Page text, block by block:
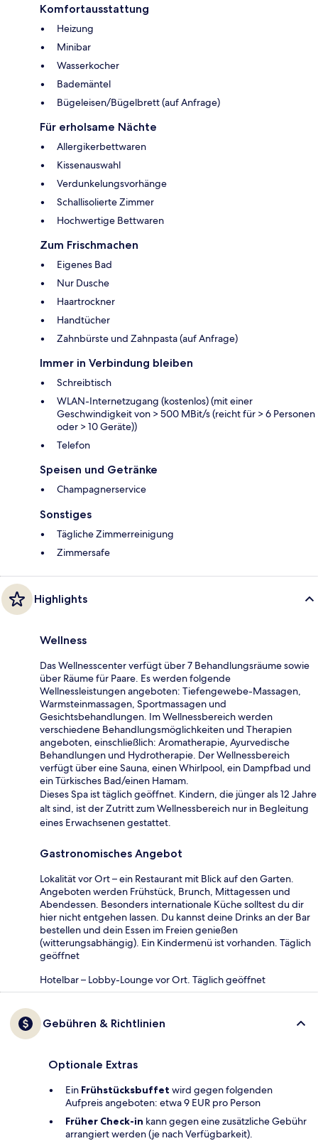
Komfortausstattung
Heizung
Minibar
Wasserkocher
Bademäntel
Bügeleisen/Bügelbrett (auf Anfrage)
Für erholsame Nächte
Allergikerbettwaren
Kissenauswahl
Verdunkelungsvorhänge
Schallisolierte Zimmer
Hochwertige Bettwaren
Zum Frischmachen
Eigenes Bad
Nur Dusche
Haartrockner
Handtücher
Zahnbürste und Zahnpasta (auf Anfrage)
Immer in Verbindung bleiben
Schreibtisch
WLAN-Internetzugang (kostenlos) (mit einer
Geschwindigkeit von > 500 MBit/s (reicht für > 6 Personen
oder > 10 Geräte))
Telefon
Speisen und Getränke
Champagnerservice
Sonstiges
Tägliche Zimmerreinigung
Zimmersafe
Highlights
Wellness
Das Wellnesscenter verfügt über 7 Behandlungsräume sowie
über Räume für Paare. Es werden folgende
Wellnessleistungen angeboten: Tiefengewebe-Massagen,
Warmsteinmassagen, Sportmassagen und
Gesichtsbehandlungen. Im Wellnessbereich werden
verschiedene Behandlungsmöglichkeiten und Therapien
angeboten, einschließlich: Aromatherapie, Ayurvedische
Behandlungen und Hydrotherapie. Der Wellnessbereich
verfügt über eine Sauna, einen Whirlpool, ein Dampfbad und
ein Türkisches Bad/einen Hamam.
Dieses Spa ist täglich geöffnet. Kindern, die jünger als 12 Jahre
alt sind, ist der Zutritt zum Wellnessbereich nur in Begleitung
eines Erwachsenen gestattet.
Gastronomisches Angebot
Lokalität vor Ort – ein Restaurant mit Blick auf den Garten.
Angeboten werden Frühstück, Brunch, Mittagessen und
Abendessen. Besonders internationale Küche solltest du dir
hier nicht entgehen lassen. Du kannst deine Drinks an der Bar
bestellen und dein Essen im Freien genießen
(witterungsabhängig). Ein Kindermenü ist vorhanden. Täglich
geöffnet
Hotelbar – Lobby-Lounge vor Ort. Täglich geöffnet
Gebühren & Richtlinien
Optionale Extras
Ein Frühstücksbuffet wird gegen folgenden
Aufpreis angeboten: etwa 9 EUR pro Person
Früher Check-in kann gegen eine zusätzliche Gebühr
arrangiert werden (je nach Verfügbarkeit).